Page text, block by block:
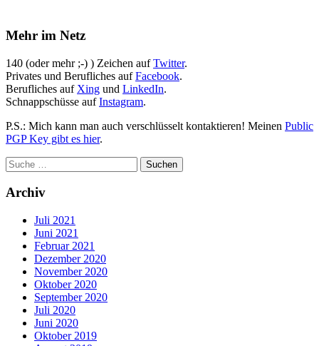
Mehr im Netz
140 (oder mehr ;-) ) Zeichen aufTwitter.
Privates und Berufliches aufFacebook.
Berufliches auf Xing und LinkedIn.
Schnappschüsse aufInstagram.
P.S.: Mich kann man auch verschlüsselt kontaktieren! Meinen Public
PGP Key gibt es hier.
Archiv
Juli 2021
Juni 2021
Februar 2021
Dezember 2020
November 2020
Oktober 2020
September 2020
Juli 2020
Juni 2020
Oktober 2019